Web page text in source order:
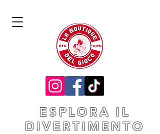
ESPLORA IL
DIVERTIMENTO